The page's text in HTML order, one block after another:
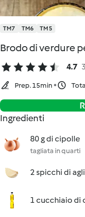
TM7 TM6 TM5
Brodo di verdure
4.7
Prep. 15min
Ingredienti
80 g di cipolle
tagliata in quarti
2 spicchi di
1 cucchiaio di